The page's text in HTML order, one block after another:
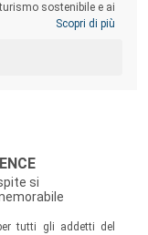
sostenibile e ai
B&B e le aziende
e di sviluppo di
Scopri di più
si
tutti gli addetti del